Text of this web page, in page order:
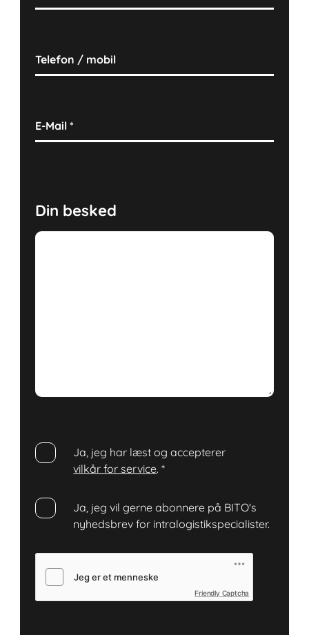
Telefon / mobil
E-Mail*
Din besked
Ja, jeg har læst og accepterer
vilkår for service.*
Ja, jeg vil gerne abonnere på BITO's
nyhedsbrev for intralogistikspecialister.
Friendly Captcha